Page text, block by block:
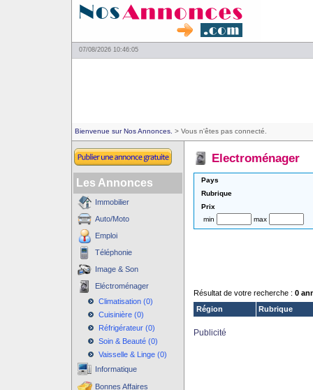
07/08/2026 10:46:05
Bienvenue sur Nos Annonces. > Vous n'êtes pas connecté.
Les Annonces
Immobilier
Auto/Moto
Emploi
Téléphonie
Image & Son
Eléctroménager
Climatisation (0)
Cuisinière (0)
Réfrigérateur (0)
Soin & Beauté (0)
Vaisselle & Linge (0)
Informatique
Bonnes Affaires
Electroménager
Pays
Rubrique
Prix
min
max
Résultat de votre recherche : 0
Région
Rubrique
Publicité